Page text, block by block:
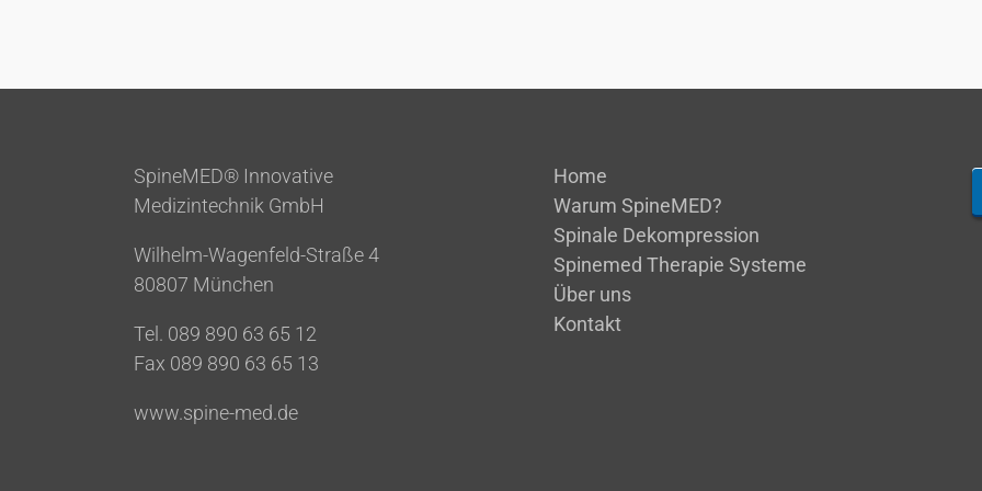
SpineMED® Innovative
Medizintechnik GmbH
Wilhelm-Wagenfeld-Straße 4
80807 München
Tel. 089 890 63 65 12
Fax 089 890 63 65 13
www.spine-med.de
Home
Warum SpineMED?
Spinale Dekompression
Spinemed Therapie Systeme
Über uns
Kontakt